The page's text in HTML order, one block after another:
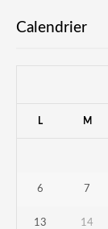
Calendrier
L M
6 7
13 14